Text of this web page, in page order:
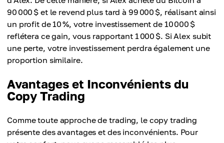
90 000 $ et le revend plus tard à 99 000 $, réalisant ainsi
un profit de 10 %, votre investissement de 10 000 $
reflétera ce gain, vous rapportant 1 000 $. Si Alex subit
une perte, votre investissement perdra également une
proportion similaire.
Avantages et Inconvénients du
Copy Trading
Comme toute approche de trading, le copy trading
présente des avantages et des inconvénients. Pour